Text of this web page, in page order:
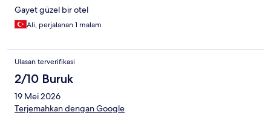
Gayet güzel bir otel
Ali, perjalanan 1 malam
Ulasan terverifikasi
2/10 Buruk
19 Mei 2026
Terjemahkan dengan Google